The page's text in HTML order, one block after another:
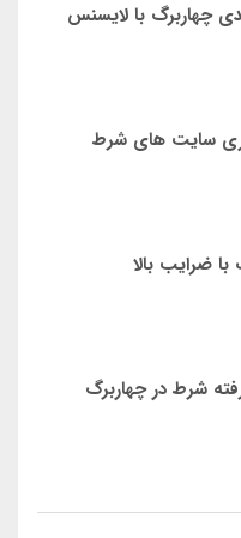
چهاربرگ با لایسنس
سایت‌ های شرط
ضرایب بالا
شرط در چهاربرگ